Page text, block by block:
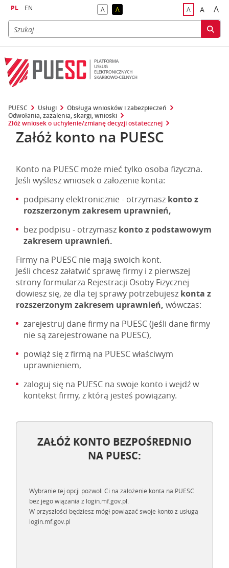
PL EN Akontrast domyślny
Akontrast żółty tekst na czarnym tle
Adomyślna
A A
PUESC Usługi
Obsługa wniosków i zabezpieczeń
Odwołania, zażalenia, skargi, wnioski
Złóż wniosek o uchylenie/zmianę decyzji ostatecznej
Załóż konto na PUESC
Konto na PUESC może mieć tylko osoba fizyczna.
Jeśli wyślesz wniosek o założenie konta:
podpisany elektronicznie - otrzymasz konto z
rozszerzonym zakresem uprawnień,
bez podpisu - otrzymasz konto z podstawowym
zakresem uprawnień.
Firmy na PUESC nie mają swoich kont.
Jeśli chcesz załatwić sprawę firmy i z pierwszej
strony formularza Rejestracji Osoby Fizycznej
dowiesz się, że dla tej sprawy potrzebujesz konta z
rozszerzonym zakresem uprawnień, wówczas:
zarejestruj dane firmy na PUESC (jeśli dane firmy
nie są zarejestrowane na PUESC),
powiąż się z firmą na PUESC właściwym
uprawnieniem,
zaloguj się na PUESC na swoje konto i wejdź w
kontekst firmy, z którą jesteś powiązany.
ZAŁÓŻ KONTO BEZPOŚREDNIO
NA PUESC:
Wybranie tej opcji pozwoli Ci na założenie konta na PUESC
bez jego wiązania z login.mf.gov.pl.
W przyszłości będziesz mógł powiązać swoje konto z usługą
login.mf.gov.pl